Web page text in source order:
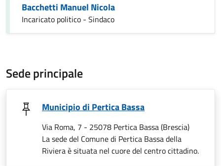
Bacchetti Manuel Nicola
Incaricato politico - Sindaco
Sede principale
Municipio di Pertica Bassa
Via Roma, 7 - 25078 Pertica Bassa (Brescia)
La sede del Comune di Pertica Bassa della
Riviera è situata nel cuore del centro cittadino.